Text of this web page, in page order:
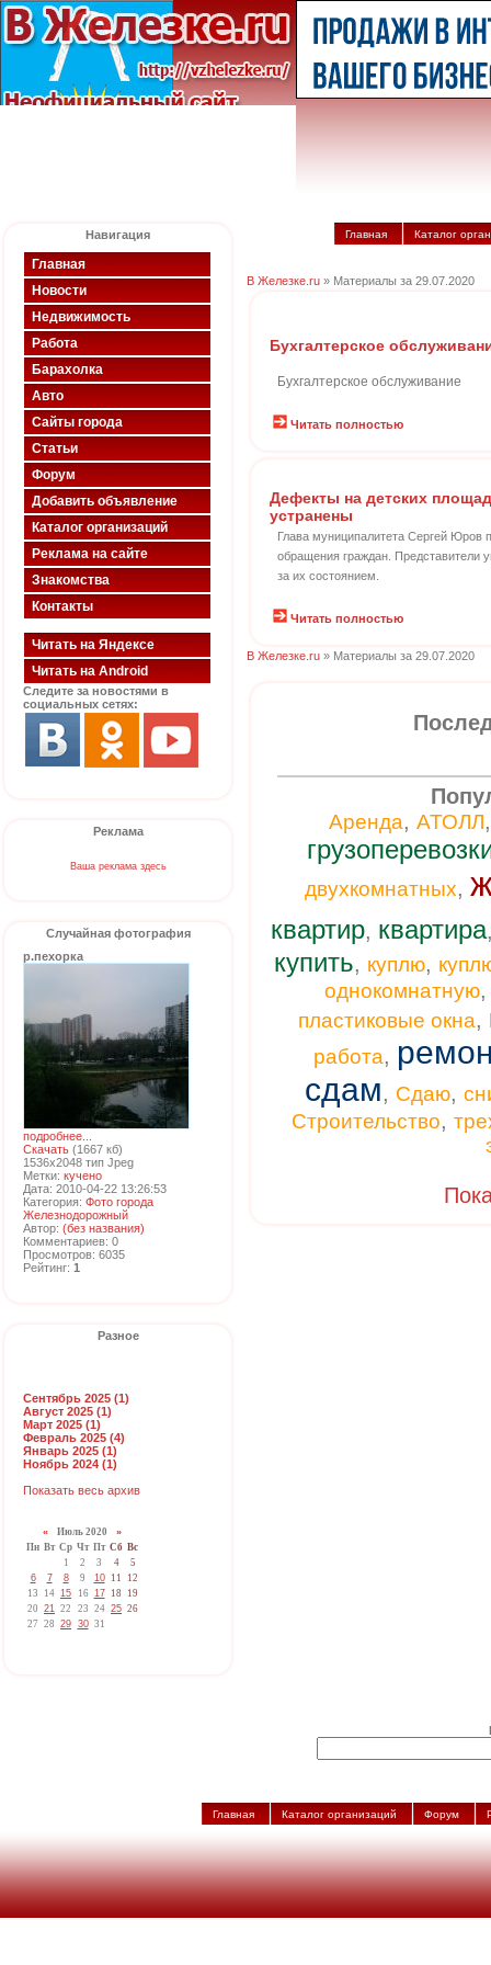
Навигация
Главная
Новости
Недвижимость
Работа
Барахолка
Авто
Сайты города
Статьи
Форум
Добавить объявление
Каталог организаций
Реклама на сайте
Знакомства
Контакты
Читать на Яндексе
Читать на Android
Следите за новостями в
социальных сетях:
Реклама
Ваша реклама здесь
Случайная фотография
р.пехорка
подробнее...
Скачать (1667 кб)
1536x2048 тип Jpeg
Метки: кучено
Дата: 2010-04-22 13:26:53
Категория: Фото города
Железнодорожный
Автор: (без названия)
Комментариев: 0
Просмотров: 6035
Рейтинг: 1
Разное
Сентябрь 2025 (1)
Август 2025 (1)
Март 2025 (1)
Февраль 2025 (4)
Январь 2025 (1)
Ноябрь 2024 (1)
Показать весь архив
« Июль 2020 »
Пн Вт Ср Чт Пт Сб Вс
1
2 3 4
5
6
7 8 9 10 11
12
13
14 15 16 17 18
19
20 21 22 23 24 25 26
27 28 29 30 31
Главная Каталог
В Железке.ru » Материалы за 29.07.2020
Бухгалтерское
Бухгалтерское обслуживание
Читать полностью
Дефекты на детских
устранены
Глава муниципалитета Сергей Юров
обращения граждан. Представители
за их состоянием.
Читать полностью
В Железке.ru » Материалы за 29.07.2020
Аренда, АТОЛЛ
двухкомнатных,
квартир, квартира
купить, куплю,
однокомнатную
пластиковые окна,
работа,
сдам, Сдаю,
Строительство,
Главная Каталог организаций Форум